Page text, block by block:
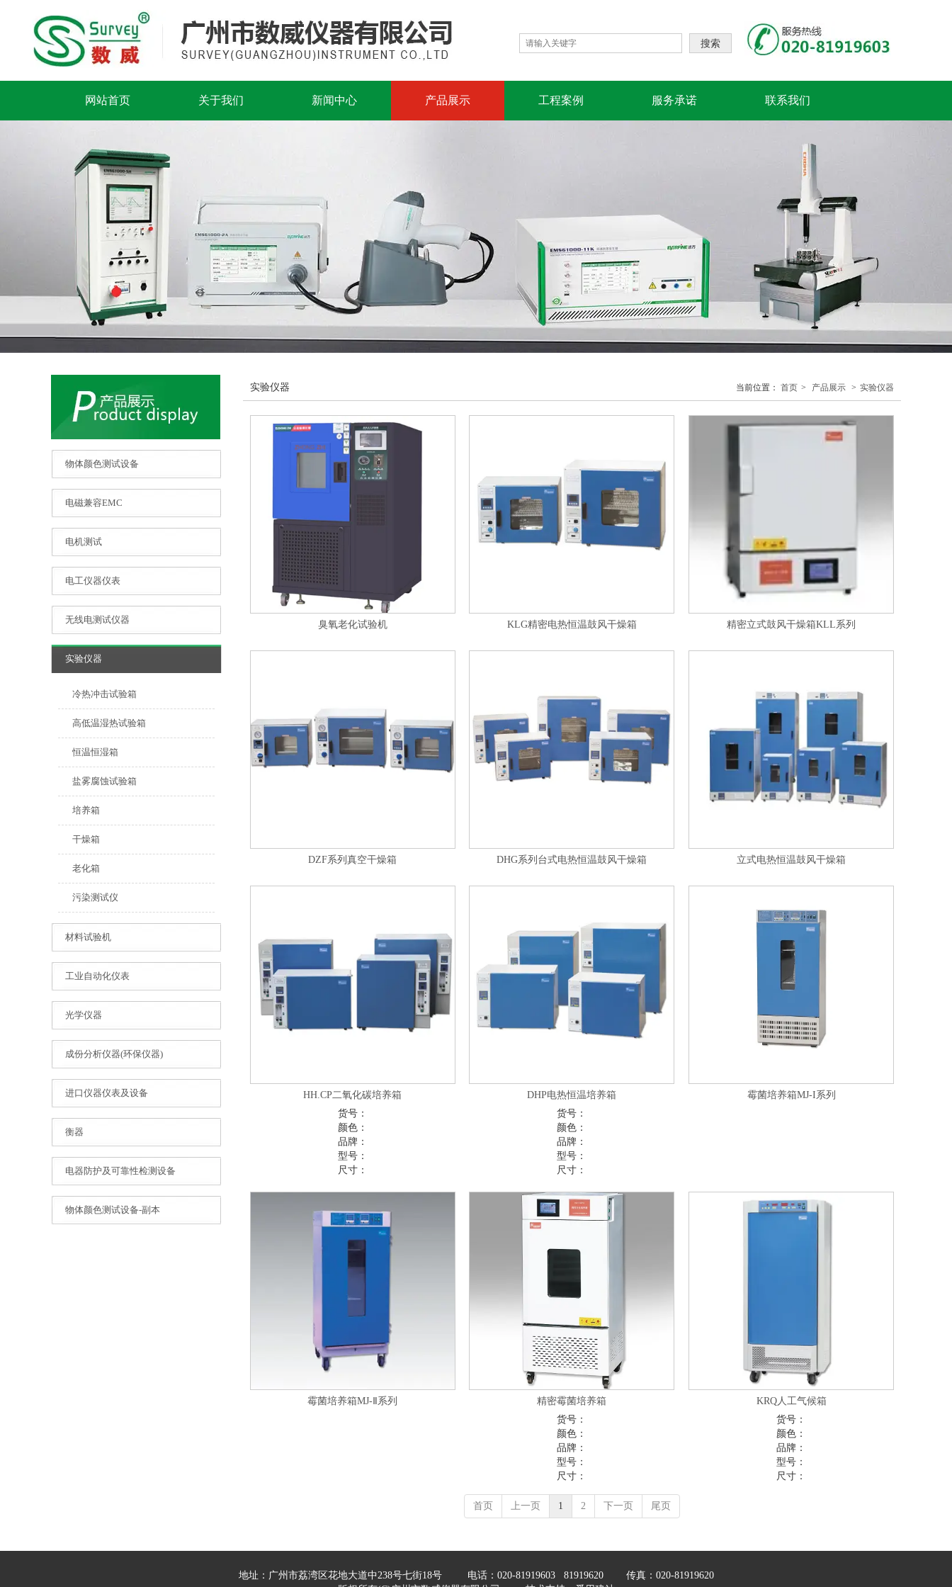
搜索
网站首页 关于我们 新闻中心 产品展示 工程案例 服务承诺 联系我们
物体颜色测试设备
电磁兼容EMC
电机测试
电工仪器仪表
无线电测试仪器
实验仪器
冷热冲击试验箱
高低温湿热试验箱
恒温恒湿箱
盐雾腐蚀试验箱
培养箱
干燥箱
老化箱
污染测试仪
材料试验机
工业自动化仪表
光学仪器
成份分析仪器(环保仪器)
进口仪器仪表及设备
衡器
电器防护及可靠性检测设备
物体颜色测试设备-副本
实验仪器 当前位置： 首页 > 产品展示 > 实验仪器
臭氧老化试验机 KLG精密电热恒温鼓风干燥箱 精密立式鼓风干燥箱KLL系列
DZF系列真空干燥箱 DHG系列台式电热恒温鼓风干燥箱 立式电热恒温鼓风干燥箱
HH.CP二氧化碳培养箱
货号：
颜色：
品牌：
型号：
尺寸：
DHP电热恒温培养箱
货号：
颜色：
品牌：
型号：
尺寸：
霉菌培养箱MJ-I系列
霉菌培养箱MJ-Ⅱ系列
精密霉菌培养箱
货号：
颜色：
品牌：
型号：
尺寸：
KRQ人工气候箱
货号：
颜色：
品牌：
型号：
尺寸：
首页 上一页 1 2 下一页 尾页
地址：广州市荔湾区花地大道中238号七街18号 电话：020-81919603
81919620 传真：020-81919620